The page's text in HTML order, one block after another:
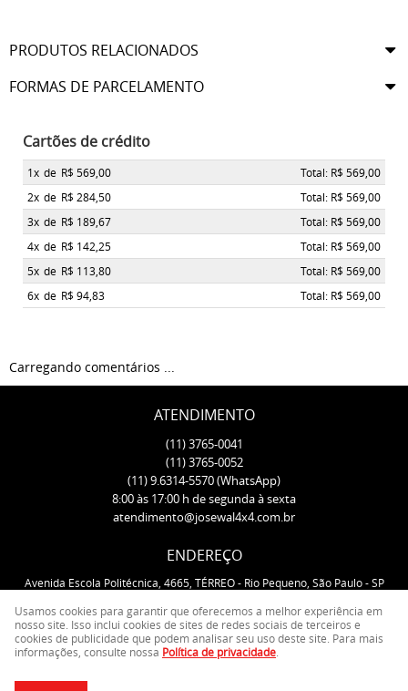
PRODUTOS RELACIONADOS
FORMAS DE PARCELAMENTO
Cartões de crédito
1x de R$ 569,00
Total: R$ 569,00
2x de R$ 284,50
Total: R$ 569,00
3x de R$ 189,67
Total: R$ 569,00
4x de R$ 142,25
Total: R$ 569,00
5x de R$ 113,80
Total: R$ 569,00
6x de R$ 94,83 Total: R$ 569,00
Carregando comentários ...
ATENDIMENTO
(11)3765-0041
(11)3765-0052
(11)9.6314-5570(WhatsApp)
8:00 às 17:00 h de segunda à sexta
atendimento@josewal4x4.com.br
ENDEREÇO
Avenida Escola Politécnica, 4665, TÉRREO- Rio Pequeno, São Paulo-SP
LOJA VIRTUAL CRIADA POR
Usamos cookies para garantir que oferecemos a melhor experiência em
nosso site. Isso inclui cookies de sites de redes sociais de terceiros e
cookies de publicidade que podem analisar seu uso deste site. Para mais
informações, consulte nossa Política de privacidade